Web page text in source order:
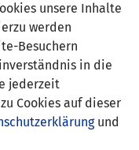
und
unsere Inhalte
werden
Besuchern
in die
jederzeit
Cookies auf dieser
und